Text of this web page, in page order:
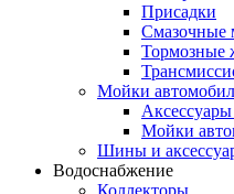
Присадки
Смазочные
Тормозные
Мойки
Мойки
Шины и
Водоснабжение
Коллекторы